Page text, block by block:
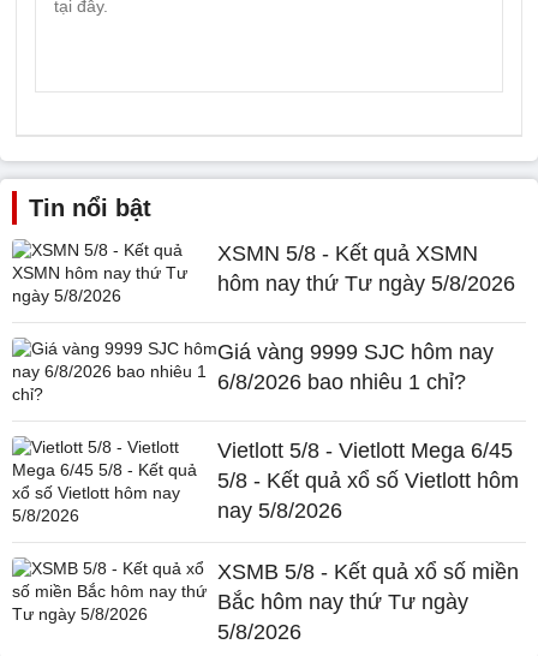
Tin nổi bật
XSMN 5/8 - Kết quả XSMN
hôm nay thứ Tư ngày 5/8/2026
Giá vàng 9999 SJC hôm nay
6/8/2026 bao nhiêu 1 chỉ?
Vietlott 5/8 - Vietlott Mega 6/45
5/8 - Kết quả xổ số Vietlott hôm
nay 5/8/2026
XSMB 5/8 - Kết quả xổ số miền
Bắc hôm nay thứ Tư ngày
5/8/2026